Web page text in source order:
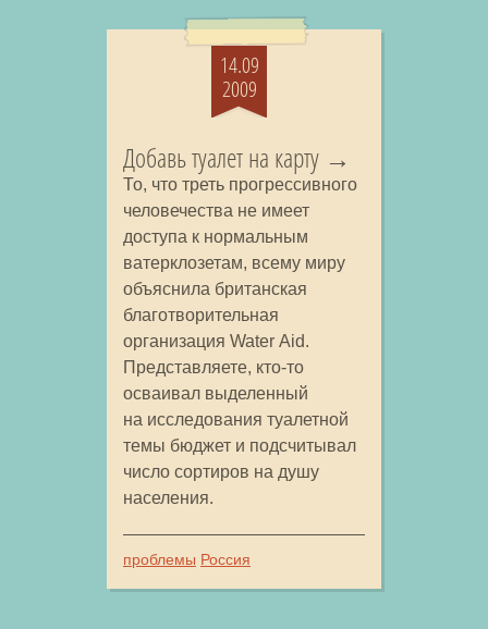
14.09
2009
Добавь туалет на карту
То, что треть прогрессивного
человечества не имеет
доступа к нормальным
ватерклозетам, всему миру
объяснила британская
благотворительная
организация Water Aid.
Представляете, кто-то
осваивал выделенный
на исследования туалетной
темы бюджет и подсчитывал
число сортиров на душу
населения.
проблемы Россия